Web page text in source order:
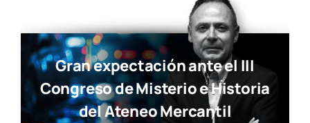
Gran expectación ante el III
Congreso de Misterio e Historia
del Ateneo Mercantil